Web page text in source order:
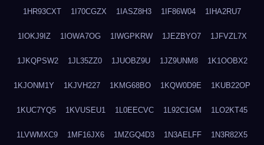
1HR93CXT 1I70CGZX 1IASZ8H3 1IF86W04 1IHA2RU7
1IOKJ9IZ 1IOWA7OG 1IWGPKRW 1JEZBYO7 1JFVZL7X
1JKQPSW2 1JL35ZZ0 1JUOBZ9U 1JZ9UNM8 1K1OOBX2
1KJONM1Y 1KJVH227 1KMG68BO 1KQW0D9E 1KUB22OP
1KUC7YQ5 1KVUSEU1 1L0EECVC 1L92C1GM 1LO2KT45
1LVWMXC9 1MF16JX6 1MZGQ4D3 1N3AELFF 1N3R82X5